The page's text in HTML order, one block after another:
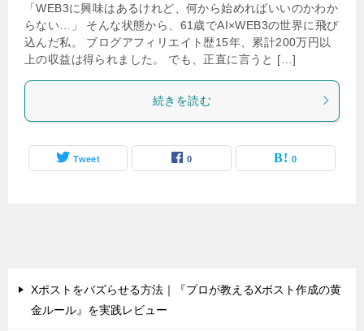
「WEB3に興味はあるけれど、何から始めればいいのかわか
らない…」 そんな状態から、61歳でAI×WEB3の世界に飛び
込んだ私。 ブログアフィリエイト歴15年、累計200万円以
上の収益は得られました。 でも、正直に言うと […]
続きを読む
Tweet 0 0
Xポストをバズらせる方法｜『プロが教えるXポスト作成の黄
金ルール』を実践レビュー